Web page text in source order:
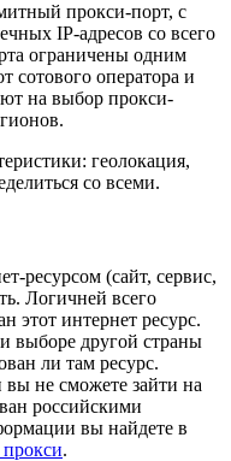
прокси-порт, с
IP-адресов со всего
ограничены одним
сотового оператора и
на выбор прокси-
геолокация,
со всеми.
ресурсом (сайт, сервис,
Логичней всего
этот интернет ресурс.
выборе другой страны
ли там ресурс.
не сможете зайти на
российскими
вы найдете в
.